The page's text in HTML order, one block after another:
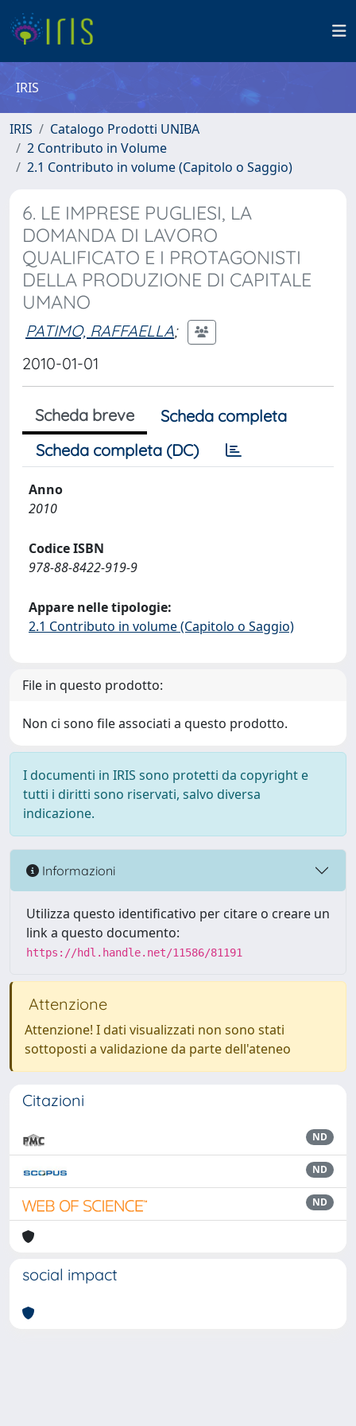
IRIS
IRIS
Catalogo Prodotti UNIBA
2 Contributo in Volume
2.1 Contributo in volume (Capitolo o Saggio)
6. LE IMPRESE PUGLIESI, LA
DOMANDA DI LAVORO
QUALIFICATO E I PROTAGONISTI
DELLA PRODUZIONE DI CAPITALE
UMANO
PATIMO, RAFFAELLA;
2010-01-01
Scheda breve
Scheda completa
Scheda completa (DC)
Anno
2010
Codice ISBN
978-88-8422-919-9
Appare nelle tipologie:
2.1 Contributo in volume (Capitolo o Saggio)
File in questo prodotto:
Non ci sono file associati a questo prodotto.
I documenti in IRIS sono protetti da copyright e
tutti i diritti sono riservati, salvo diversa
indicazione.
Informazioni
Utilizza questo identificativo per citare o creare un
link a questo documento:
https://hdl.handle.net/11586/81191
Attenzione
Attenzione! I dati visualizzati non sono stati
sottoposti a validazione da parte dell'ateneo
Citazioni
ND
ND
ND
social impact